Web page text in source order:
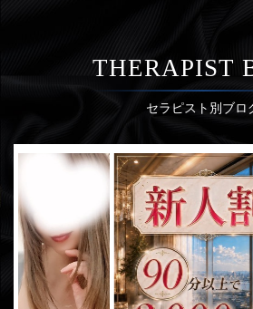
THERAPIST
セラピスト別ブロ